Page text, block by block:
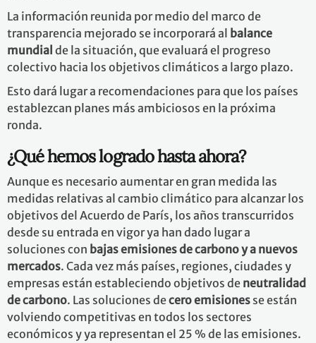
La información reunida por medio del marco de
transparencia mejorado se incorporará al balance
mundial de la situación, que evaluará el progreso
colectivo hacia los objetivos climáticos a largo plazo.
Esto dará lugar a recomendaciones para que los países
establezcan planes más ambiciosos en la próxima
ronda.
¿Qué hemos logrado hasta ahora?
Aunque es necesario aumentar en gran medida las
medidas relativas al cambio climático para alcanzar los
objetivos del Acuerdo de París, los años transcurridos
desde su entrada en vigor ya han dado lugar a
soluciones con bajas emisiones de carbono y a nuevos
mercados. Cada vez más países, regiones, ciudades y
empresas están estableciendo objetivos de neutralidad
de carbono. Las soluciones decero emisiones se están
volviendo competitivas en todos los sectores
económicos y ya representan el 25 % de las emisiones.